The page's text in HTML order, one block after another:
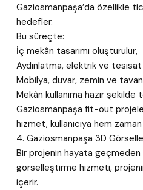
Gaziosmanpaşa’da özellikle
hedefler.
Bu süreçte:
İç mekân tasarımı oluşturulur,
Aydınlatma, elektrik ve tesisat
Mobilya, duvar, zemin ve
Mekân kullanıma hazır şekilde
Gaziosmanpaşa fit-out
hizmet, kullanıcıya hem
4. Gaziosmanpaşa 3D
Bir projenin hayata
görselleştirme hizmeti,
içerir.